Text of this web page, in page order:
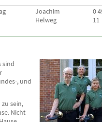
Joachim
Helweg
0
11
sind
, und
sein,
Nicht